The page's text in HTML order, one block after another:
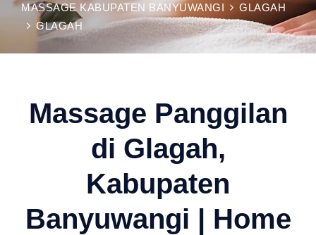
MASSAGE KABUPATEN BANYUWANGI
GLAGAH
GLAGAH
Massage Panggilan
di Glagah,
Kabupaten
Banyuwangi | Home